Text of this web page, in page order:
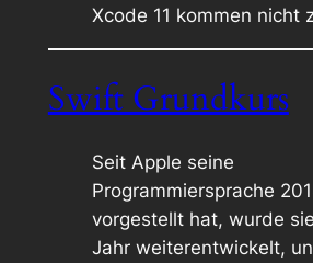
Xcode 11 kommen nicht
Swift Grundkurs
Seit Apple seine
Programmiersprache
vorgestellt hat, wurde
Jahr weiterentwickelt,